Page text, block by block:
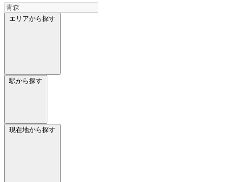
エリアから探す
駅から探す
現在地から探す